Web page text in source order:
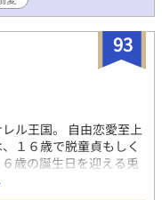
93
ル王国。 自由恋愛至上
１６歳で脱童貞もしく
歳の誕生日を迎える兎
、熊獣人ダイモンと初
な兎獣人(１６歳)×おっ